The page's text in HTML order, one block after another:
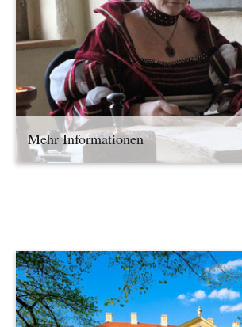
Mehr Informationen